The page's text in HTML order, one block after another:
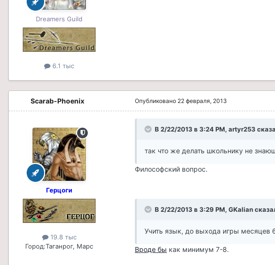
Dreamers Guild
6.1 тыс
Scarab-Phoenix
Герцоги
19.8 тыс
Город:Таганрог, Марс
Опубликовано 22 февраля, 2013
В 2/22/2013 в 3:24 PM, artyr253
так что же делать школьнику не
Философский вопрос.
В 2/22/2013 в 3:29 PM, GKalian
Учить язык, до выхода игры месяцев
Вроде бы как минимум 7-8.